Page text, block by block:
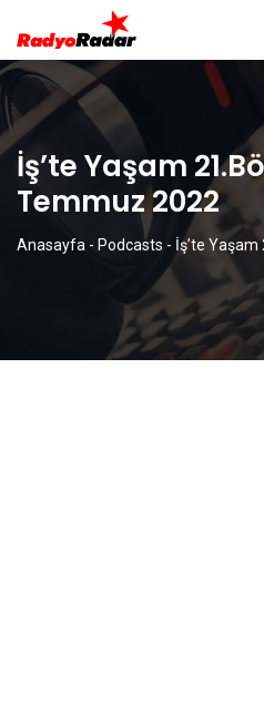
İş’te Yaşam
Temmuz 2022
Anasayfa - Podcasts - İş’te